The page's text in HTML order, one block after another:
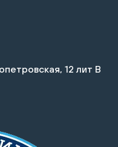
12 лит В